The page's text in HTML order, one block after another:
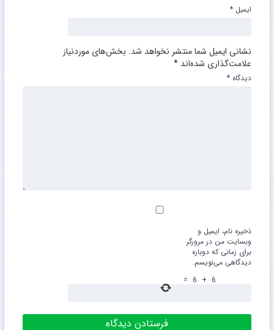
نشانی ایمیل شما منتشر نخواهد شد. بخش‌های موردنیاز
علامت‌گذاری شده‌اند *
دیدگاه *
ایمیل *
ذخیره نام، ایمیل و
وبسایت من در مرورگر
برای زمانی که دوباره
دیدگاهی می‌نویسم.
6
+
6
=